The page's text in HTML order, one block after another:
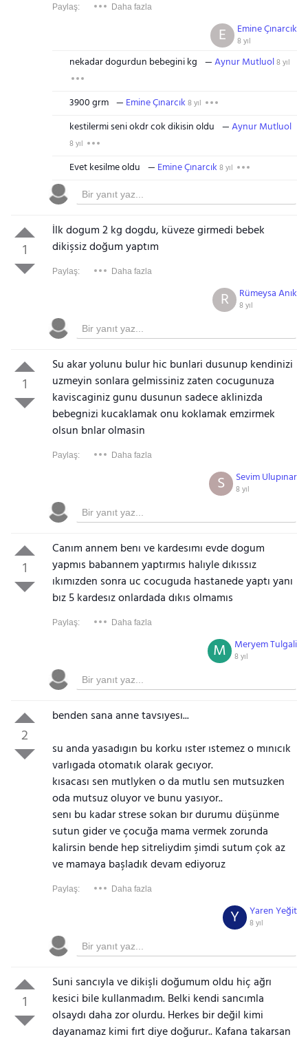
Paylaş: Daha fazla
Emine Çınarcık
8 yıl
E
nekadar dogurdun bebegini kg Aynur Mutluol8 yıl
3900 grm Emine Çınarcık 8 yıl
kestilermi seni okdr cok dikisin oldu Aynur Mutluol
8 yıl
Evet kesilme oldu Emine Çınarcık 8 yıl
1
İlk dogum 2 kg dogdu, küveze girmedi bebek
dikişsiz doğum yaptım
Paylaş: Daha fazla
Rümeysa Anık
8 yıl
R
1
Su akar yolunu bulur hic bunlari dusunup kendinizi
uzmeyin sonlara gelmissiniz zaten cocugunuza
kaviscaginiz gunu dusunun sadece aklinizda
bebegnizi kucaklamak onu koklamak emzirmek
olsun bnlar olmasin
Paylaş: Daha fazla
Sevim Ulupınar
8 yıl
S
1
Canım annem benı ve kardesımı evde dogum
yapmıs babannem yaptırmıs halıyle dıkıssız
ıkımızden sonra uc cocuguda hastanede yaptı yanı
bız 5 kardesız onlardada dıkıs olmamıs
Paylaş: Daha fazla
Meryem Tulgali
8 yıl
M
2
benden sana anne tavsıyesı...
su anda yasadıgın bu korku ıster ıstemez o mınıcık
varlıgada otomatık olarak gecıyor.
kısacası sen mutlyken o da mutlu sen mutsuzken
oda mutsuz oluyor ve bunu yasıyor..
senı bu kadar strese sokan bır durumu düşünme
sutun gider ve çocuğa mama vermek zorunda
kalirsin bende hep sitreliydim şimdi sutum çok az
ve mamaya başladık devam ediyoruz
Paylaş: Daha fazla
Yaren Yeğit
8 yıl
Y
1
Suni sancıyla ve dikişli doğumum oldu hiç ağrı
kesici bile kullanmadım. Belki kendi sancımla
olsaydı daha zor olurdu. Herkes bir değil kimi
dayanamaz kimi fırt diye doğurur.. Kafana takarsan